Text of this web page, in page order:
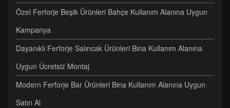
Özel Ferforje Beşik Ürünleri Bahçe Kullanım Alanına Uygun
Kampanya
Dayanıklı Ferforje Salıncak Ürünleri Bina Kullanım Alanına
Uygun Ücretsiz Montaj
Modern Ferforje Bar Ürünleri Bina Kullanım Alanına Uygun
Satın Al